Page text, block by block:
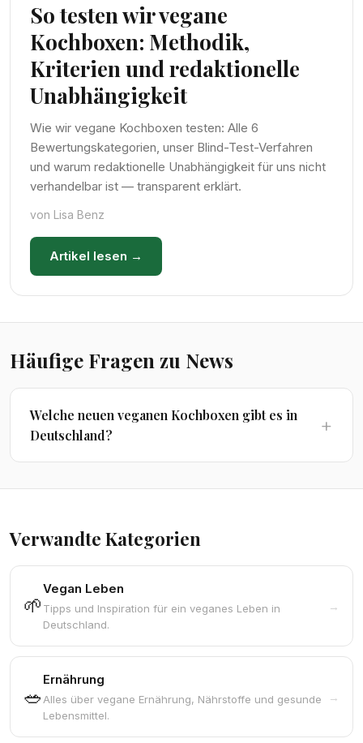
So testen wir vegane
Kochboxen: Methodik,
Kriterien und redaktionelle
Unabhängigkeit
Wie wir vegane Kochboxen testen: Alle 6
Bewertungskategorien, unser Blind-Test-Verfahren
und warum redaktionelle Unabhängigkeit für uns nicht
verhandelbar ist — transparent erklärt.
von Lisa Benz
Artikel lesen →
Häufige Fragen zu News
Welche neuen veganen Kochboxen gibt es in
Deutschland?
Verwandte Kategorien
🌱
Vegan Leben
Tipps und Inspiration für ein veganes Leben in
Deutschland.
→
🥗
Ernährung
Alles über vegane Ernährung, Nährstoffe und gesunde
Lebensmittel.
→